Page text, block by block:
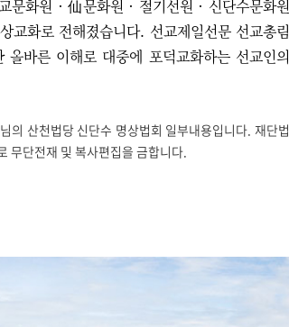
화원 · 仙문화원 · 절기선원 · 신단수문화원
교화로 전해졌습니다. 선교제일선문 선교총림
바른 이해로 대중에 포덕교화하는 선교인의
산천법당 신단수 명상법회 일부내용입니다. 재단법
무단전재 및 복사편집을 금합니다.